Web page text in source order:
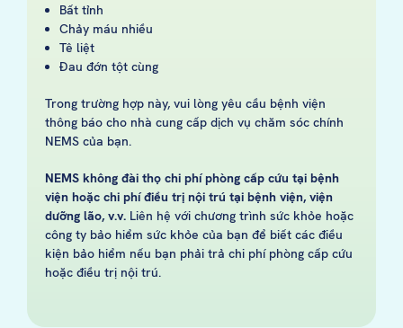
Bất tỉnh
Chảy máu nhiều
Tê liệt
Đau đớn tột cùng
Trong trường hợp này, vui lòng yêu cầu bệnh viện
thông báo cho nhà cung cấp dịch vụ chăm sóc chính
NEMS của bạn.
NEMS không đài thọ chi phí phòng cấp cứu tại bệnh
viện hoặc chi phí điều trị nội trú tại bệnh viện, viện
dưỡng lão, v.v. Liên hệ với chương trình sức khỏe hoặc
công ty bảo hiểm sức khỏe của bạn để biết các điều
kiện bảo hiểm nếu bạn phải trả chi phí phòng cấp cứu
hoặc điều trị nội trú.